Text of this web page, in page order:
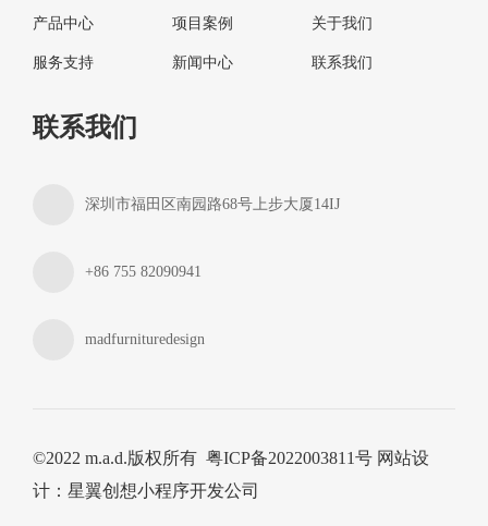
产品中心 项目案例 关于我们
服务支持 新闻中心 联系我们
联系我们
深圳市福田区南园路68号上步大厦14IJ
+86 755 82090941
madfurnituredesign
©2022 m.a.d.版权所有 粤ICP备2022003811号 网站设
计 ： 星翼创想小程序开发公司